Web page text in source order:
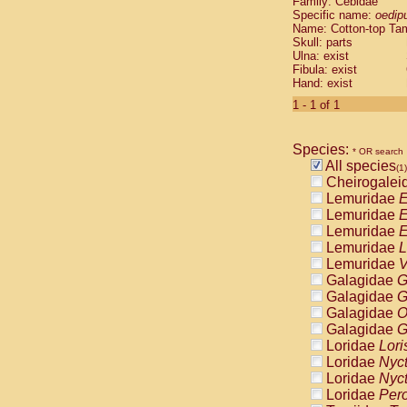
Cebidae
Cebidae
Cebidae
Cebidae
Cebidae
Cebidae
Cebidae
Cebidae
Cebidae
Cebidae
Cebidae
Cebidae
Atelidae
Atelidae
Atelidae
Atelidae
Atelidae
Atelidae
Atelidae
Atelidae
Atelidae
Atelidae
Pitheciidae
Specific name:
Name: Cotton-top
Skull: parts
Ulna: exist
Fibula: exist
Hand: exist
1 - 1 of 1
Species: * OR search
All species(1)
Lemuridae
Lemuridae
Lemuridae
Lemuridae
Lemuridae
Galagidae
Galagidae
Galagidae
Galagidae
Loridae
Loridae
Loridae
Loridae